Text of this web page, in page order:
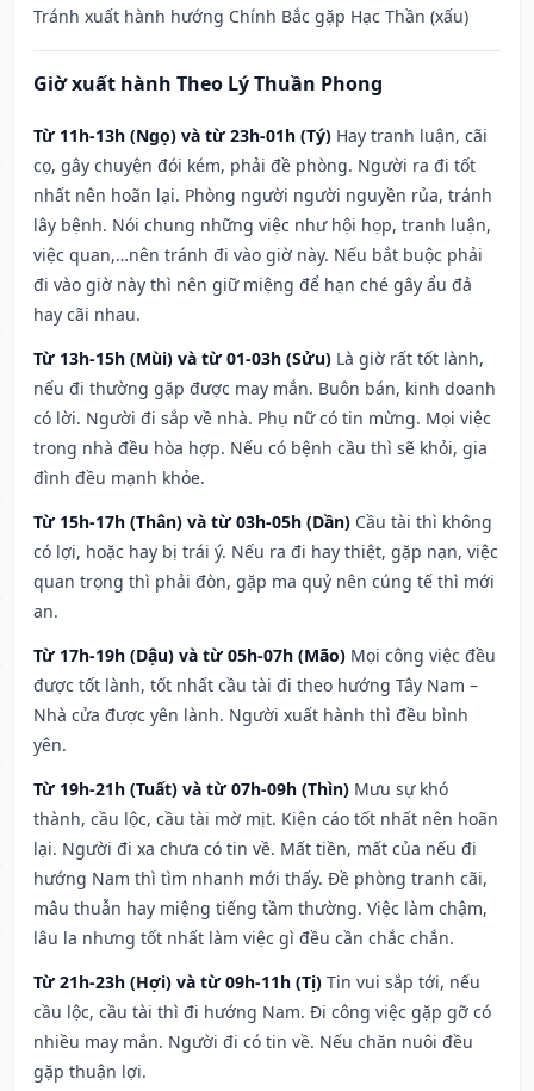
Tránh xuất hành hướng Chính Bắc gặp Hạc Thần (xấu)
Giờ xuất hành Theo Lý Thuần Phong
Từ 11h-13h (Ngọ) và từ 23h-01h (Tý) Hay tranh luận, cãi
cọ, gây chuyện đói kém, phải đề phòng. Người ra đi tốt
nhất nên hoãn lại. Phòng người người nguyền rủa, tránh
lây bệnh. Nói chung những việc như hội họp, tranh luận,
việc quan,…nên tránh đi vào giờ này. Nếu bắt buộc phải
đi vào giờ này thì nên giữ miệng để hạn ché gây ẩu đả
hay cãi nhau.
Từ 13h-15h (Mùi) và từ 01-03h (Sửu) Là giờ rất tốt lành,
nếu đi thường gặp được may mắn. Buôn bán, kinh doanh
có lời. Người đi sắp về nhà. Phụ nữ có tin mừng. Mọi việc
trong nhà đều hòa hợp. Nếu có bệnh cầu thì sẽ khỏi, gia
đình đều mạnh khỏe.
Từ 15h-17h (Thân) và từ 03h-05h (Dần) Cầu tài thì không
có lợi, hoặc hay bị trái ý. Nếu ra đi hay thiệt, gặp nạn, việc
quan trọng thì phải đòn, gặp ma quỷ nên cúng tế thì mới
an.
Từ 17h-19h (Dậu) và từ 05h-07h (Mão) Mọi công việc đều
được tốt lành, tốt nhất cầu tài đi theo hướng Tây Nam –
Nhà cửa được yên lành. Người xuất hành thì đều bình
yên.
Từ 19h-21h (Tuất) và từ 07h-09h (Thìn) Mưu sự khó
thành, cầu lộc, cầu tài mờ mịt. Kiện cáo tốt nhất nên hoãn
lại. Người đi xa chưa có tin về. Mất tiền, mất của nếu đi
hướng Nam thì tìm nhanh mới thấy. Đề phòng tranh cãi,
mâu thuẫn hay miệng tiếng tầm thường. Việc làm chậm,
lâu la nhưng tốt nhất làm việc gì đều cần chắc chắn.
Từ 21h-23h (Hợi) và từ 09h-11h (Tị) Tin vui sắp tới, nếu
cầu lộc, cầu tài thì đi hướng Nam. Đi công việc gặp gỡ có
nhiều may mắn. Người đi có tin về. Nếu chăn nuôi đều
gặp thuận lợi.